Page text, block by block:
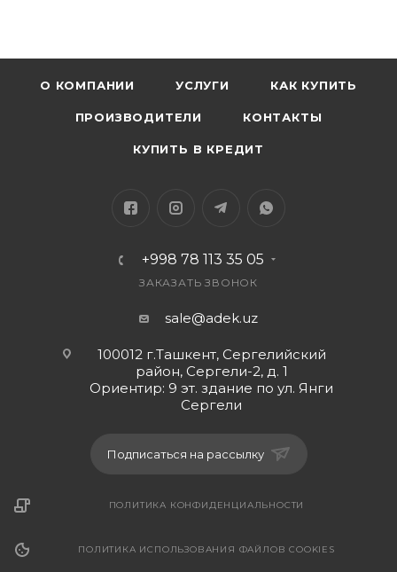
О КОМПАНИИ УСЛУГИ КАК КУПИТЬ
ПРОИЗВОДИТЕЛИ КОНТАКТЫ
КУПИТЬ В КРЕДИТ
+998 78 113 35 05
ЗАКАЗАТЬ ЗВОНОК
sale@adek.uz
100012 г.Ташкент, Сергелийский
район, Сергели-2, д. 1
Ориентир: 9 эт. здание по ул. Янги
Сергели
Подписаться на рассылку
ПОЛИТИКА КОНФИДЕНЦИАЛЬНОСТИ
ПОЛИТИКА ИСПОЛЬЗОВАНИЯ ФАЙЛОВ COOKIES